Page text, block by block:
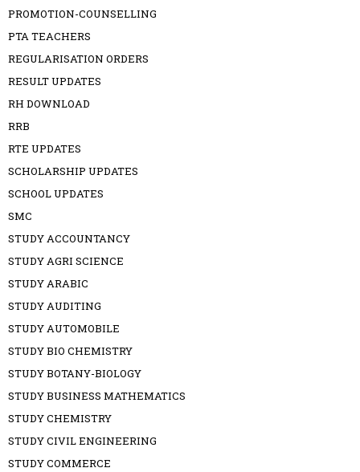
PROMOTION-COUNSELLING
PTA TEACHERS
REGULARISATION ORDERS
RESULT UPDATES
RH DOWNLOAD
RRB
RTE UPDATES
SCHOLARSHIP UPDATES
SCHOOL UPDATES
SMC
STUDY ACCOUNTANCY
STUDY AGRI SCIENCE
STUDY ARABIC
STUDY AUDITING
STUDY AUTOMOBILE
STUDY BIO CHEMISTRY
STUDY BOTANY-BIOLOGY
STUDY BUSINESS MATHEMATICS
STUDY CHEMISTRY
STUDY CIVIL ENGINEERING
STUDY COMMERCE